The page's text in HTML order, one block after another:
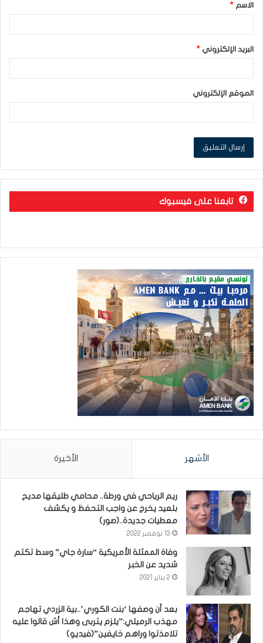
*الاسم *
البريد الإلكتروني *
الموقع الإلكتروني
تابعنا على فيسبوك
الأشهر الأخيرة
ريم الرياحي في ورطة.. محامي طليقها مديح
بلعيد يخرج عن واجب التحفظ و يكشف
معطيات جديدة..(صور)
13 نوفمبر 2022
وفاة الممثلة الأمريكية “سارة جاي” وسط تكتم
شديد عن الخبر
2 يناير 2021
بعد أن وصفها ‘بنت الكوري’..بية الزردي تهاجم
مهذب الرميلي:”يلزم يتربى وهذا أش قالوا عليه
تلامذتوا وراهم خايفين”(فيديو)